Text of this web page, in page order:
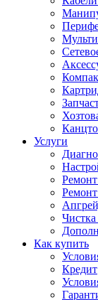
Услуги
Ремонт
Как купить
Кредит